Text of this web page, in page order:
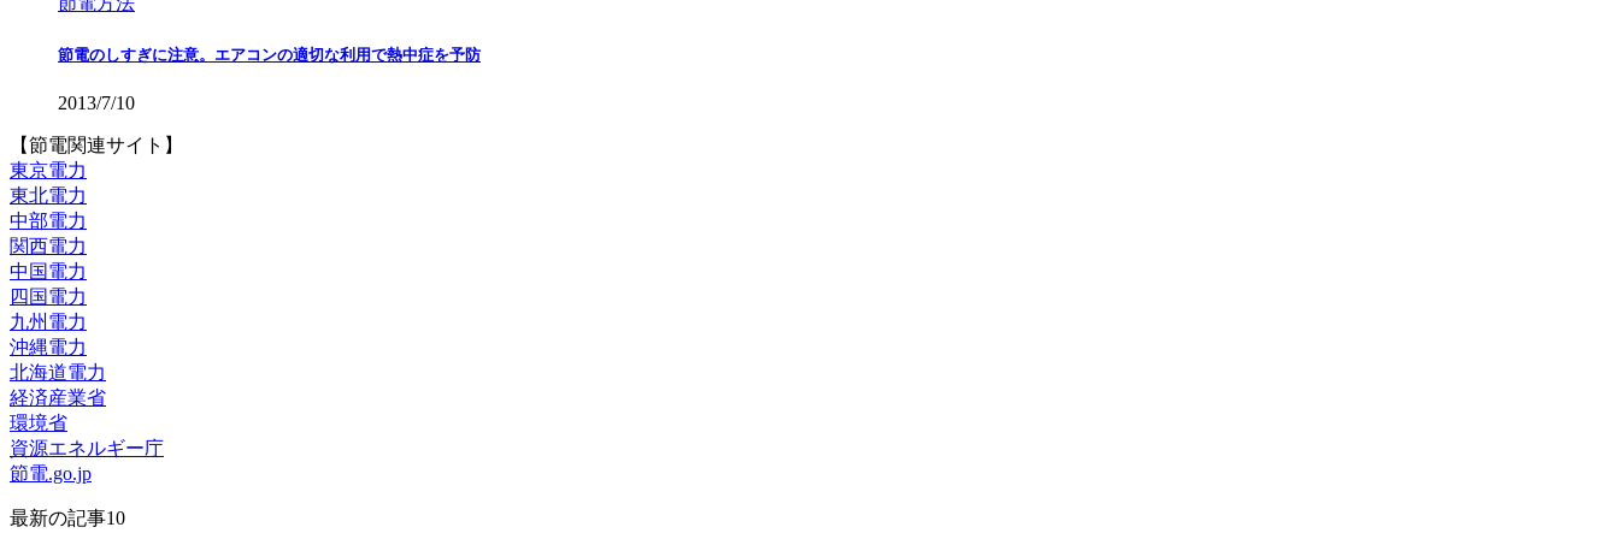
節電のしすぎに注意。エアコンの適切な利用で熱中症を予防
2013/7/10
【節電関連サイト】
東京電力
東北電力
中部電力
関西電力
中国電力
四国電力
九州電力
沖縄電力
北海道電力
経済産業省
環境省
資源エネルギー庁
節電.go.jp
最新の記事10